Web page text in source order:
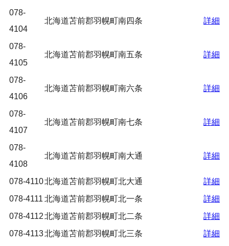
078-
4104
北海道苫前郡羽幌町南四条 詳細
078-
4105
北海道苫前郡羽幌町南五条 詳細
078-
4106
北海道苫前郡羽幌町南六条 詳細
078-
4107
北海道苫前郡羽幌町南七条 詳細
078-
4108
北海道苫前郡羽幌町南大通 詳細
078-4110北海道苫前郡羽幌町北大通
詳細
078-4111 北海道苫前郡羽幌町北一条
詳細
078-4112北海道苫前郡羽幌町北二条
詳細
078-4113北海道苫前郡羽幌町北三条
詳細